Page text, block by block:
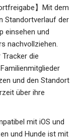
】Mit dem
Standortverlauf der
einsehen und
nachvollziehen.
die
und den Standort
über ihre
mit iOS und
und Hunde ist mit